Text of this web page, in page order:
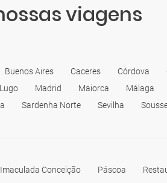
viagens
Buenos Aires Caceres Córdova
Lugo Madrid Maiorca Málaga
Sardenha Norte Sevilha
Conceição Páscoa